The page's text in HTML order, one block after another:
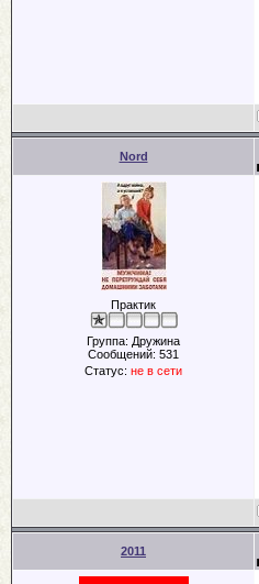
Nord
Практик
Группа: Дружина
Сообщений: 531
Статус: не в сети
2011